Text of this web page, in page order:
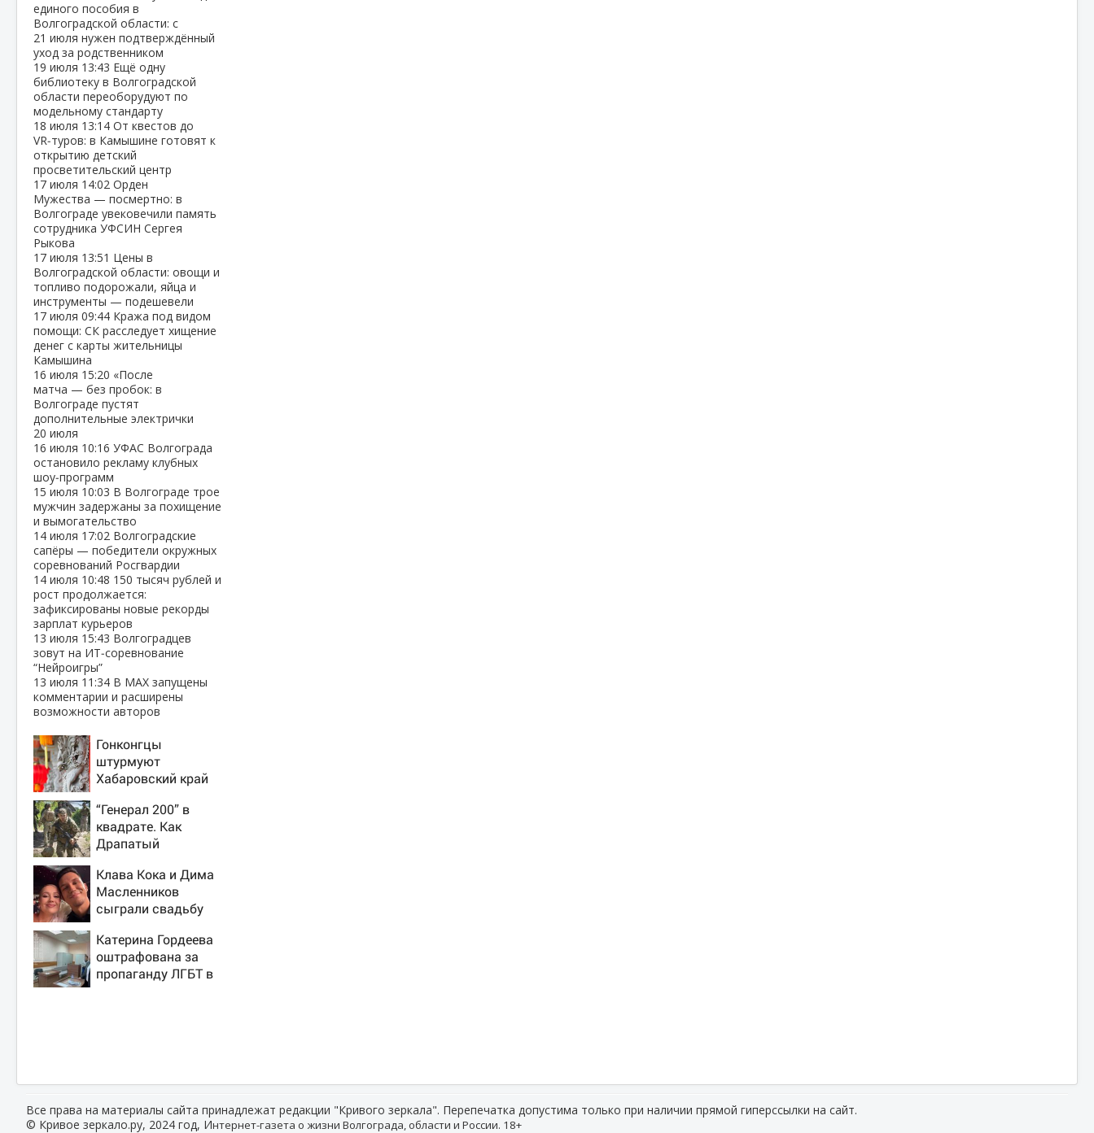
единого пособия в
Волгоградской области: с
21 июля нужен подтверждённый
уход за родственником
19 июля 13:43 Ещё одну
библиотеку в Волгоградской
области переоборудуют по
модельному стандарту
18 июля 13:14 От квестов до
VR‑туров: в Камышине готовят к
открытию детский
просветительский центр
17 июля 14:02 Орден
Мужества — посмертно: в
Волгограде увековечили память
сотрудника УФСИН Сергея
Рыкова
17 июля 13:51 Цены в
Волгоградской области: овощи и
топливо подорожали, яйца и
инструменты — подешевели
17 июля 09:44 Кража под видом
помощи: СК расследует хищение
денег с карты жительницы
Камышина
16 июля 15:20 «После
матча — без пробок: в
Волгограде пустят
дополнительные электрички
20 июля
16 июля 10:16 УФАС Волгограда
остановило рекламу клубных
шоу‑программ
15 июля 10:03 В Волгограде трое
мужчин задержаны за похищение
и вымогательство
14 июля 17:02 Волгоградские
сапёры — победители окружных
соревнований Росгвардии
14 июля 10:48 150 тысяч рублей и
рост продолжается:
зафиксированы новые рекорды
зарплат курьеров
13 июля 15:43 Волгоградцев
зовут на ИТ‑соревнование
“Нейроигры”
13 июля 11:34 В МАХ запущены
комментарии и расширены
возможности авторов
Гонконгцы
штурмуют
Хабаровский край
“Генерал 200” в
квадрате. Как
Драпатый
Сырского
Клава Кока и Дима
Масленников
сыграли свадьбу
Катерина Гордеева
оштрафована за
пропаганду ЛГБТ в
Все права на материалы сайта принадлежат редакции "Кривого зеркала". Перепечатка допустима только при наличии прямой гиперссылки на сайт.
© Кривое зеркало.ру, 2024 год, Интернет-газета о жизни Волгограда, области и России. 18+